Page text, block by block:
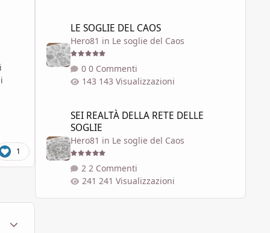
1
LE SOGLIE DEL CAOS
Hero81 in Le soglie del Caos
0 Commenti
143 Visualizzazioni
SEI REALTÀ DELLA RETE DELLE
SOGLIE
Hero81 in Le soglie del Caos
2 Commenti
241 Visualizzazioni